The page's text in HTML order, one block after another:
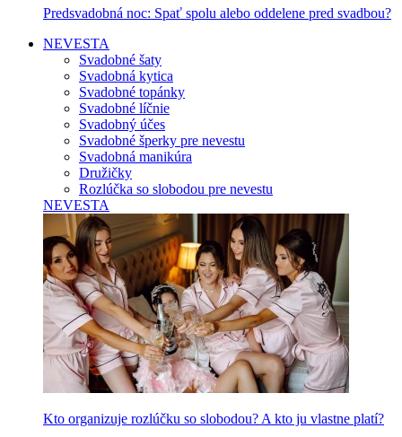
Predsvadobná noc: Spať spolu alebo oddelene pred svadbou?
NEVESTA
Svadobné šaty
Svadobná kytica
Svadobné topánky
Svadobné líčnie
Svadobný účes
Svadobné šperky pre nevestu
Svadobná manikúra
Družičky
Rozlúčka so slobodou pre nevestu
NEVESTA
Kto organizuje rozlúčku so slobodou? A kto ju vlastne platí?